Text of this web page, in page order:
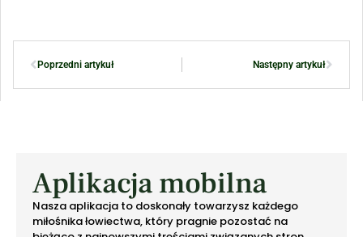
Poprzedni artykuł Następny artykuł
Aplikacja mobilna
Nasza aplikacja to doskonały towarzysz każdego
miłośnika łowiectwa, który pragnie pozostać na